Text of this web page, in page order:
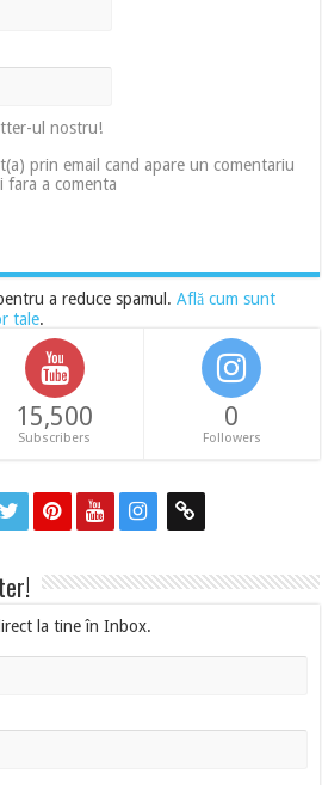
ul nostru!
prin email cand apare un comentariu
fara a comenta
a reduce spamul.Află cum sunt
tale.
15,500
Subscribers
0
Followers
la tine în Inbox.